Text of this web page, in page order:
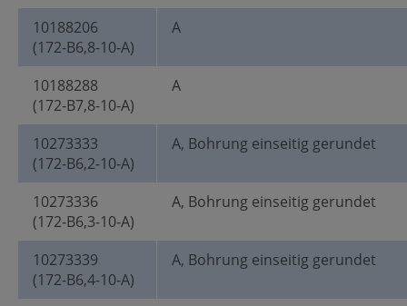
10188206
(172-B6,8-10-A)
A
10188288
(172-B7,8-10-A)
A
10273333
(172-B6,2-10-A)
A, Bohrung einseitig gerundet
10273336
(172-B6,3-10-A)
A, Bohrung einseitig gerundet
10273339
(172-B6,4-10-A)
A, Bohrung einseitig gerundet